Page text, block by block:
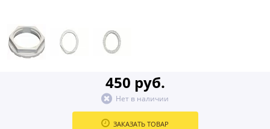
450 руб.
Нет в наличии
ЗАКАЗАТЬ ТОВАР